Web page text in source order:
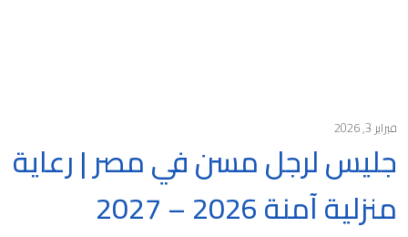
فبراير 3, 2026
جليس لرجل مسن في مصر | رعاية
منزلية آمنة 2026 – 2027